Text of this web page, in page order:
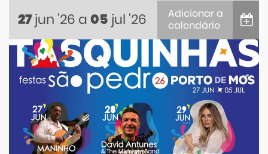
27 jun '26 a 05 jul '26
Adicionar a
calendário
iCalendar
Google Calendar
Outlook
Outlook Online
Yahoo! Calendar